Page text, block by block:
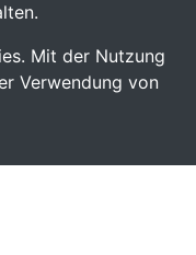
Mit der Nutzung
Verwendung von